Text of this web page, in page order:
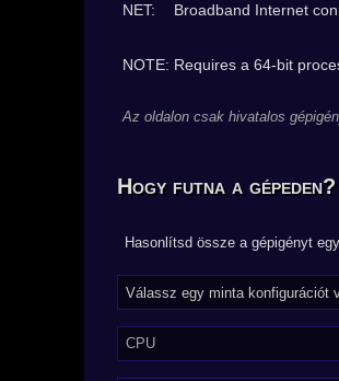
NET:
Broadband Internet
NOTE: Requires a 64-bit
Az oldalon csak hivatalos
Hogy futna a gépeden?
Hasonlítsd össze a gépigényt
CPU